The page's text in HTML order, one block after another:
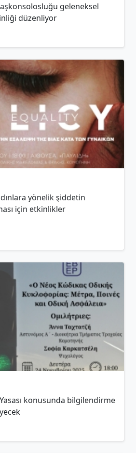
geleneksel
düzenliyor
yönelik şiddetin
için etkinlikler
konusunda bilgilendirme